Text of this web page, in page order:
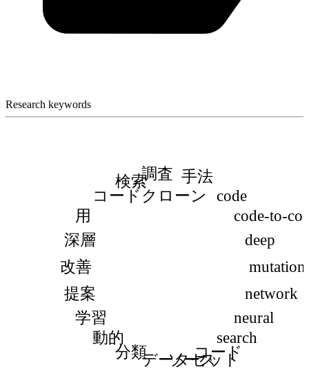
Research keywords
手法
code
code-to-
deep
mutation
network
neural
search
コード
ソース
データセット
分類
動的
学習
提案
改善
深層
用
コードクローン
検索調査